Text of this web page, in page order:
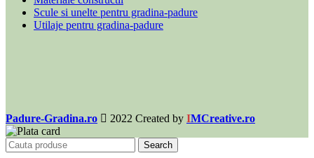
Scule si unelte pentru gradina-padure
Utilaje pentru gradina-padure
Padure-Gradina.ro 2022 Created by IMCreative.ro
Search